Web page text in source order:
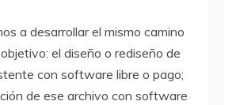
a desarrollar el mismo camino
el diseño o rediseño de
con software libre o pago;
de ese archivo con software